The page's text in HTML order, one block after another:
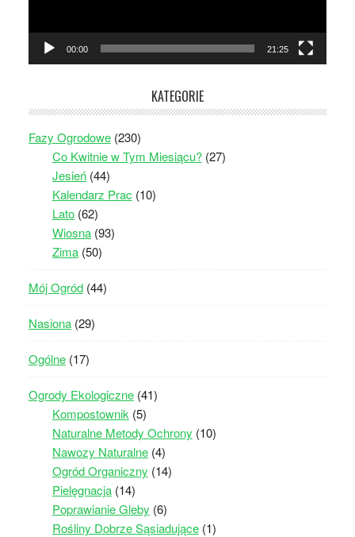
00:00 21:25
KATEGORIE
Fazy Ogrodowe(230)
Co Kwitnie w Tym Miesiącu?(27)
Jesień(44)
Kalendarz Prac (10)
Lato(62)
Wiosna(93)
Zima(50)
Mój Ogród(44)
Nasiona(29)
Ogólne(17)
Ogrody Ekologiczne(41)
Kompostownik (5)
Naturalne Metody Ochrony (10)
Nawozy Naturalne(4)
Ogród Organiczny (14)
Pielęgnacja(14)
Poprawianie Gleby (6)
Rośliny Dobrze Sąsiadujące(1)